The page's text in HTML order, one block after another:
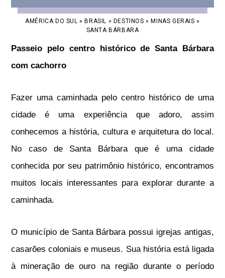
AMÉRICA DO SUL » BRASIL » DESTINOS » MINAS GERAIS »
SANTA BÁRBARA
Passeio pelo centro histórico de Santa Bárbara
com cachorro
Fazer uma caminhada pelo centro histórico de uma
cidade é uma experiência que adoro, assim
conhecemos a história, cultura e arquitetura do local.
No caso de Santa Bárbara que é uma cidade
conhecida por seu patrimônio histórico, encontramos
muitos locais interessantes para explorar durante a
caminhada.
O município de Santa Bárbara possui igrejas antigas,
casarões coloniais e museus. Sua história está ligada
à mineração de ouro na região durante o período